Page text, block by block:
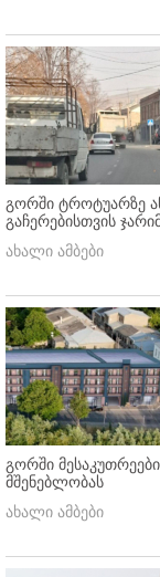
გორში ტროტუარზე
გაჩერებისთვის
ახალი ამბები
გორში
მშენებლობას
ახალი ამბები